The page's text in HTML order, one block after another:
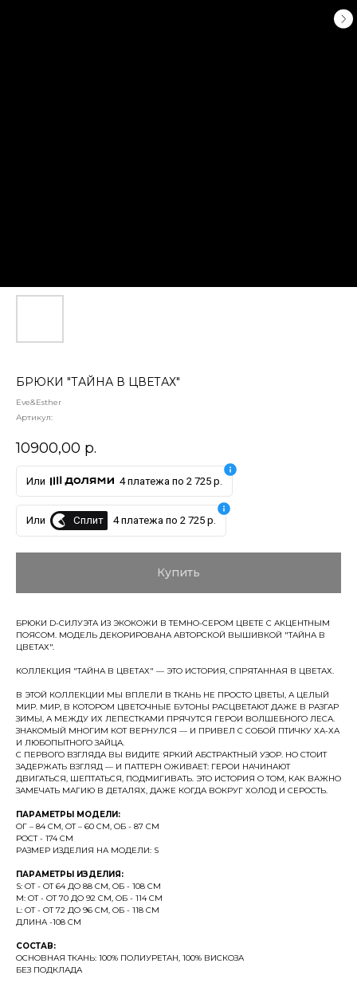
БРЮКИ "ТАЙНА В ЦВЕТАХ"
Eve&Esther
Артикул:
10900,00 р.
Или 4 платежа по 2 725 р.
Или Сплит 4 платежа по 2 725 р.
Купить
БРЮКИ D-СИЛУЭТА ИЗ ЭКОКОЖИ В ТЕМНО-СЕРОМ ЦВЕТЕ С АКЦЕНТНЫМ
ПОЯСОМ. МОДЕЛЬ ДЕКОРИРОВАНА АВТОРСКОЙ ВЫШИВКОЙ "ТАЙНА В
ЦВЕТАХ".
КОЛЛЕКЦИЯ "ТАЙНА В ЦВЕТАХ" — ЭТО ИСТОРИЯ, СПРЯТАННАЯ В ЦВЕТАХ.
В ЭТОЙ КОЛЛЕКЦИИ МЫ ВПЛЕЛИ В ТКАНЬ НЕ ПРОСТО ЦВЕТЫ, А ЦЕЛЫЙ
МИР. МИР, В КОТОРОМ ЦВЕТОЧНЫЕ БУТОНЫ РАСЦВЕТАЮТ ДАЖЕ В РАЗГАР
ЗИМЫ, А МЕЖДУ ИХ ЛЕПЕСТКАМИ ПРЯЧУТСЯ ГЕРОИ ВОЛШЕБНОГО ЛЕСА.
ЗНАКОМЫЙ МНОГИМ КОТ ВЕРНУЛСЯ — И ПРИВЕЛ С СОБОЙ ПТИЧКУ ХА-ХА
И ЛЮБОПЫТНОГО ЗАЙЦА.
С ПЕРВОГО ВЗГЛЯДА ВЫ ВИДИТЕ ЯРКИЙ АБСТРАКТНЫЙ УЗОР. НО СТОИТ
ЗАДЕРЖАТЬ ВЗГЛЯД — И ПАТТЕРН ОЖИВАЕТ: ГЕРОИ НАЧИНАЮТ
ДВИГАТЬСЯ, ШЕПТАТЬСЯ, ПОДМИГИВАТЬ. ЭТО ИСТОРИЯ О ТОМ, КАК ВАЖНО
ЗАМЕЧАТЬ МАГИЮ В ДЕТАЛЯХ, ДАЖЕ КОГДА ВОКРУГ ХОЛОД И СЕРОСТЬ.
ПАРАМЕТРЫ МОДЕЛИ:
ОГ – 84 СМ, ОТ – 60 СМ, ОБ - 87 СМ
РОСТ - 174 СМ
РАЗМЕР ИЗДЕЛИЯ НА МОДЕЛИ: S
ПАРАМЕТРЫ ИЗДЕЛИЯ:
S: ОТ - ОТ 64 ДО 88 СМ, ОБ - 108 СМ
M: ОТ - ОТ 70 ДО 92 СМ, ОБ - 114 СМ
L: ОТ - ОТ 72 ДО 96 СМ, ОБ - 118 СМ
ДЛИНА -108 СМ
СОСТАВ:
ОСНОВНАЯ ТКАНЬ: 100% ПОЛИУРЕТАН, 100% ВИСКОЗА
БЕЗ ПОДКЛАДА